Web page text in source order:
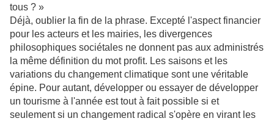
tous ? »
Déjà, oublier la fin de la phrase. Excepté l'aspect financier
pour les acteurs et les mairies, les divergences
philosophiques sociétales ne donnent pas aux administrés
la même définition du mot profit. Les saisons et les
variations du changement climatique sont une véritable
épine. Pour autant, développer ou essayer de développer
un tourisme à l'année est tout à fait possible si et
seulement si un changement radical s'opère en virant les